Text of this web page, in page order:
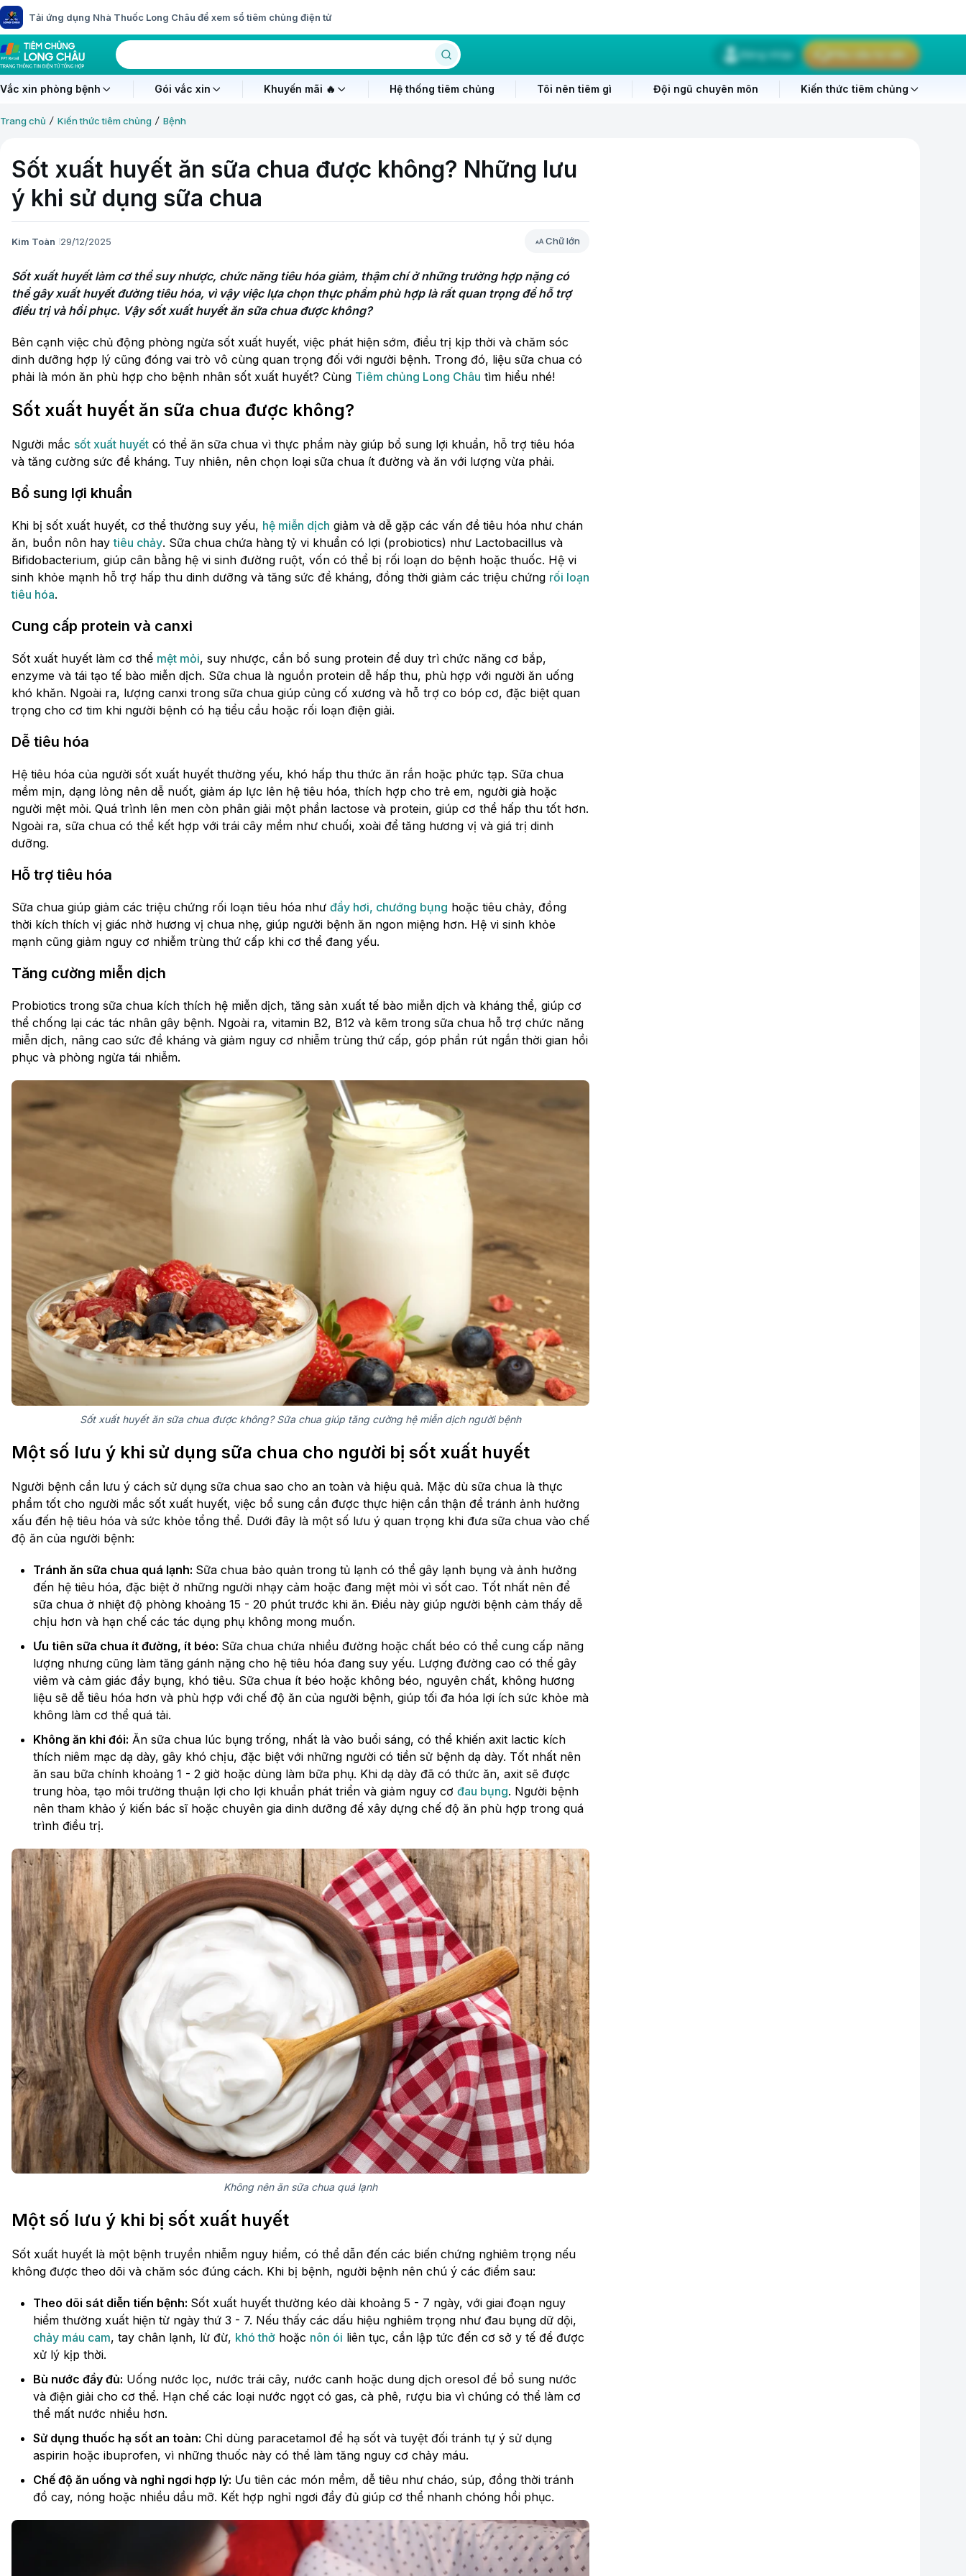
Tải ứng dụng Nhà Thuốc Long Châu để xem sổ tiêm chủng điện tử
Đăng nhập Yêu cầu tư vấn
Vắc xin phòng bệnh Gói vắc xin Khuyến mãi 🔥 Hệ thống tiêm chủng Tôi nên tiêm gì Đội ngũ chuyên môn Kiến thức tiêm chủng
Trang chủ Kiến thức tiêm chủng Bệnh
Sốt xuất huyết ăn sữa chua được không? Những lưu
ý khi sử dụng sữa chua
Kim Toàn 29/12/2025 Chữ lớn
Sốt xuất huyết làm cơ thể suy nhược, chức năng tiêu hóa giảm, thậm chí ở những trường hợp nặng có
thể gây xuất huyết đường tiêu hóa, vì vậy việc lựa chọn thực phẩm phù hợp là rất quan trọng để hỗ trợ
điều trị và hồi phục. Vậy sốt xuất huyết ăn sữa chua được không?
Bên cạnh việc chủ động phòng ngừa sốt xuất huyết, việc phát hiện sớm, điều trị kịp thời và chăm sóc
dinh dưỡng hợp lý cũng đóng vai trò vô cùng quan trọng đối với người bệnh. Trong đó, liệu sữa chua có
phải là món ăn phù hợp cho bệnh nhân sốt xuất huyết? Cùng Tiêm chủng Long Châu tìm hiểu nhé!
Sốt xuất huyết ăn sữa chua được không?
Người mắc sốt xuất huyết có thể ăn sữa chua vì thực phẩm này giúp bổ sung lợi khuẩn, hỗ trợ tiêu hóa
và tăng cường sức đề kháng. Tuy nhiên, nên chọn loại sữa chua ít đường và ăn với lượng vừa phải.
Bổ sung lợi khuẩn
Khi bị sốt xuất huyết, cơ thể thường suy yếu, hệ miễn dịch giảm và dễ gặp các vấn đề tiêu hóa như chán
ăn, buồn nôn haytiêu chảy. Sữa chua chứa hàng tỷ vi khuẩn có lợi (probiotics) như Lactobacillus và
Bifidobacterium, giúp cân bằng hệ vi sinh đường ruột, vốn có thể bị rối loạn do bệnh hoặc thuốc. Hệ vi
sinh khỏe mạnh hỗ trợ hấp thu dinh dưỡng và tăng sức đề kháng, đồng thời giảm các triệu chứng rối loạn
tiêu hóa.
Cung cấp protein và canxi
Sốt xuất huyết làm cơ thể mệt mỏi, suy nhược, cần bổ sung protein để duy trì chức năng cơ bắp,
enzyme và tái tạo tế bào miễn dịch. Sữa chua là nguồn protein dễ hấp thu, phù hợp với người ăn uống
khó khăn. Ngoài ra, lượng canxi trong sữa chua giúp củng cố xương và hỗ trợ co bóp cơ, đặc biệt quan
trọng cho cơ tim khi người bệnh có hạ tiểu cầu hoặc rối loạn điện giải.
Dễ tiêu hóa
Hệ tiêu hóa của người sốt xuất huyết thường yếu, khó hấp thu thức ăn rắn hoặc phức tạp. Sữa chua
mềm mịn, dạng lỏng nên dễ nuốt, giảm áp lực lên hệ tiêu hóa, thích hợp cho trẻ em, người già hoặc
người mệt mỏi. Quá trình lên men còn phân giải một phần lactose và protein, giúp cơ thể hấp thu tốt hơn.
Ngoài ra, sữa chua có thể kết hợp với trái cây mềm như chuối, xoài để tăng hương vị và giá trị dinh
dưỡng.
Hỗ trợ tiêu hóa
Sữa chua giúp giảm các triệu chứng rối loạn tiêu hóa như đầy hơi, chướng bụng hoặc tiêu chảy, đồng
thời kích thích vị giác nhờ hương vị chua nhẹ, giúp người bệnh ăn ngon miệng hơn. Hệ vi sinh khỏe
mạnh cũng giảm nguy cơ nhiễm trùng thứ cấp khi cơ thể đang yếu.
Tăng cường miễn dịch
Probiotics trong sữa chua kích thích hệ miễn dịch, tăng sản xuất tế bào miễn dịch và kháng thể, giúp cơ
thể chống lại các tác nhân gây bệnh. Ngoài ra, vitamin B2, B12 và kẽm trong sữa chua hỗ trợ chức năng
miễn dịch, nâng cao sức đề kháng và giảm nguy cơ nhiễm trùng thứ cấp, góp phần rút ngắn thời gian hồi
phục và phòng ngừa tái nhiễm.
Sốt xuất huyết ăn sữa chua được không? Sữa chua giúp tăng cường hệ miễn dịch người bệnh
Một số lưu ý khi sử dụng sữa chua cho người bị sốt xuất huyết
Người bệnh cần lưu ý cách sử dụng sữa chua sao cho an toàn và hiệu quả. Mặc dù sữa chua là thực
phẩm tốt cho người mắc sốt xuất huyết, việc bổ sung cần được thực hiện cẩn thận để tránh ảnh hưởng
xấu đến hệ tiêu hóa và sức khỏe tổng thể. Dưới đây là một số lưu ý quan trọng khi đưa sữa chua vào chế
độ ăn của người bệnh:
Tránh ăn sữa chua quá lạnh: Sữa chua bảo quản trong tủ lạnh có thể gây lạnh bụng và ảnh hưởng
đến hệ tiêu hóa, đặc biệt ở những người nhạy cảm hoặc đang mệt mỏi vì sốt cao. Tốt nhất nên để
sữa chua ở nhiệt độ phòng khoảng 15 - 20 phút trước khi ăn. Điều này giúp người bệnh cảm thấy dễ
chịu hơn và hạn chế các tác dụng phụ không mong muốn.
Ưu tiên sữa chua ít đường, ít béo: Sữa chua chứa nhiều đường hoặc chất béo có thể cung cấp năng
lượng nhưng cũng làm tăng gánh nặng cho hệ tiêu hóa đang suy yếu. Lượng đường cao có thể gây
viêm và cảm giác đầy bụng, khó tiêu. Sữa chua ít béo hoặc không béo, nguyên chất, không hương
liệu sẽ dễ tiêu hóa hơn và phù hợp với chế độ ăn của người bệnh, giúp tối đa hóa lợi ích sức khỏe mà
không làm cơ thể quá tải.
Không ăn khi đói: Ăn sữa chua lúc bụng trống, nhất là vào buổi sáng, có thể khiến axit lactic kích
thích niêm mạc dạ dày, gây khó chịu, đặc biệt với những người có tiền sử bệnh dạ dày. Tốt nhất nên
ăn sau bữa chính khoảng 1 - 2 giờ hoặc dùng làm bữa phụ. Khi dạ dày đã có thức ăn, axit sẽ được
trung hòa, tạo môi trường thuận lợi cho lợi khuẩn phát triển và giảm nguy cơ đau bụng. Người bệnh
nên tham khảo ý kiến bác sĩ hoặc chuyên gia dinh dưỡng để xây dựng chế độ ăn phù hợp trong quá
trình điều trị.
Không nên ăn sữa chua quá lạnh
Một số lưu ý khi bị sốt xuất huyết
Sốt xuất huyết là một bệnh truyền nhiễm nguy hiểm, có thể dẫn đến các biến chứng nghiêm trọng nếu
không được theo dõi và chăm sóc đúng cách. Khi bị bệnh, người bệnh nên chú ý các điểm sau:
Theo dõi sát diễn tiến bệnh: Sốt xuất huyết thường kéo dài khoảng 5 - 7 ngày, với giai đoạn nguy
hiểm thường xuất hiện từ ngày thứ 3 - 7. Nếu thấy các dấu hiệu nghiêm trọng như đau bụng dữ dội,
chảy máu cam, tay chân lạnh, lừ đừ, khó thở hoặc nôn ói liên tục, cần lập tức đến cơ sở y tế để được
xử lý kịp thời.
Bù nước đầy đủ: Uống nước lọc, nước trái cây, nước canh hoặc dung dịch oresol để bổ sung nước
và điện giải cho cơ thể. Hạn chế các loại nước ngọt có gas, cà phê, rượu bia vì chúng có thể làm cơ
thể mất nước nhiều hơn.
Sử dụng thuốc hạ sốt an toàn: Chỉ dùng paracetamol để hạ sốt và tuyệt đối tránh tự ý sử dụng
aspirin hoặc ibuprofen, vì những thuốc này có thể làm tăng nguy cơ chảy máu.
Chế độ ăn uống và nghỉ ngơi hợp lý: Ưu tiên các món mềm, dễ tiêu như cháo, súp, đồng thời tránh
đồ cay, nóng hoặc nhiều dầu mỡ. Kết hợp nghỉ ngơi đầy đủ giúp cơ thể nhanh chóng hồi phục.